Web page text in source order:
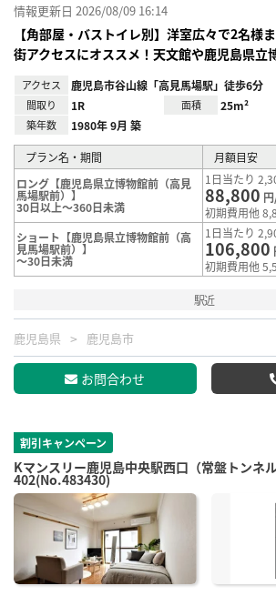
情報更新日 2026/08/09 16:14
【角部屋・バストイレ別】洋室広々で2名様
街アクセスにオススメ！天文館や鹿児島県立
アクセス 鹿児島市谷山線「高見馬場駅」徒歩6分
間取り 1R 面積 25m²
築年数 1980年 9月 築
プラン名・期間
月額目安
ロング【鹿児島県立博物館前（高見
馬場駅前）】
30日以上～360日未満
1日当たり
88,800
初期費用他
ショート【鹿児島県立博物館前（高
見馬場駅前）】
～30日未満
1日当たり
106,800
初期費用他
駅近
鹿児島県 鹿児島市
お問合わせ
割引キャンペーン
Kマンスリー鹿児島中央駅西口（常盤トンネ
402(No.483430)